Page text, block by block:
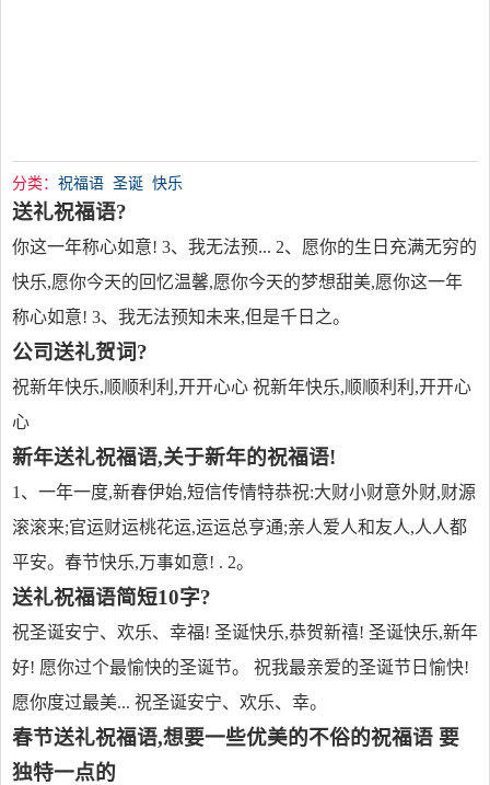
分类： 祝福语 圣诞 快乐
送礼祝福语?
你这一年称心如意! 3、我无法预... 2、愿你的生日充满无穷的
快乐,愿你今天的回忆温馨,愿你今天的梦想甜美,愿你这一年
称心如意! 3、我无法预知未来,但是千日之。
公司送礼贺词?
祝新年快乐,顺顺利利,开开心心 祝新年快乐,顺顺利利,开开心
心
新年送礼祝福语,关于新年的祝福语!
1、一年一度,新春伊始,短信传情特恭祝:大财小财意外财,财源
滚滚来;官运财运桃花运,运运总亨通;亲人爱人和友人,人人都
平安。春节快乐,万事如意! . 2。
送礼祝福语简短10字?
祝圣诞安宁、欢乐、幸福! 圣诞快乐,恭贺新禧! 圣诞快乐,新年
好! 愿你过个最愉快的圣诞节。 祝我最亲爱的圣诞节日愉快!
愿你度过最美... 祝圣诞安宁、欢乐、幸。
春节送礼祝福语,想要一些优美的不俗的祝福语 要
独特一点的